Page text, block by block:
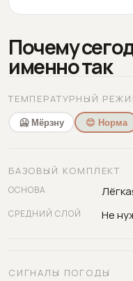
Почему
именно так
ТЕМПЕРАТУРНЫЙ
🥶 Мёрзну 😊 Норма
БАЗОВЫЙ КОМПЛЕКТ
ОСНОВА
СРЕДНИЙ СЛОЙ Не
СИГНАЛЫ ПОГОДЫ